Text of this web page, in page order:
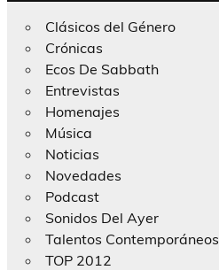
Clásicos del Género
Crónicas
Ecos De Sabbath
Entrevistas
Homenajes
Música
Noticias
Novedades
Podcast
Sonidos Del Ayer
Talentos Contemporáneos
TOP 2012